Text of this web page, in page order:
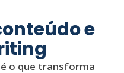
e
o que transforma